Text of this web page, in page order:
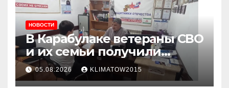
НОВОСТИ
В Карабулаке ветераны СВО
и их семьи получили
консультации в ходе
приема граждан
05.08.2026 KLIMATOW2015